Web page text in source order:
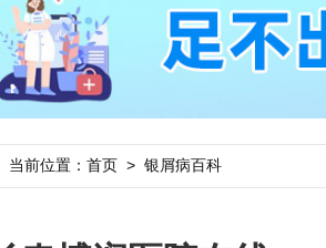
当前位置： 首页 > 银屑病百科